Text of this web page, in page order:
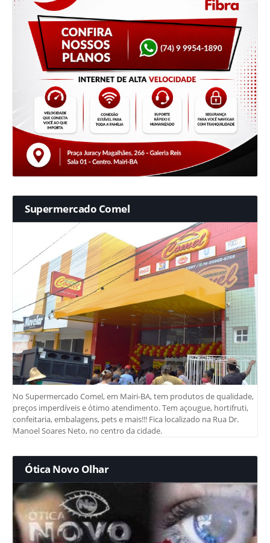
Supermercado Comel
No Supermercado Comel, em Mairi-BA, tem produtos de qualidade,
preços imperdíveis e ótimo atendimento. Tem açougue, hortifruti,
confeitaria, embalagens, pets e mais!!! Fica localizado na Rua Dr.
Manoel Soares Neto, no centro da cidade.
Ótica Novo Olhar